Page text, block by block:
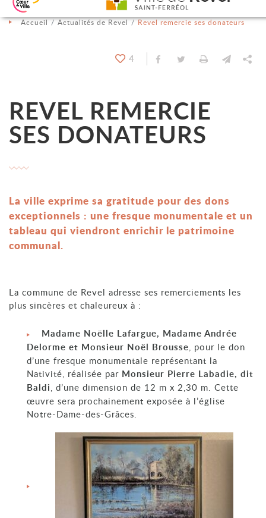
Aller au contenu
Aller au menu
Aller à la recherche
Changer le contraste
Accueil Actualités de Revel Revel remercie ses donateurs
4 Partager sur Facebook
Partager sur
Imprimer
REVEL REMERCIE
SES DONATEURS
La ville exprime sa gratitude pour des dons
exceptionnels : une fresque monumentale et un
tableau qui viendront enrichir le patrimoine
communal.
La commune de Revel adresse ses remerciements les
plus sincères et chaleureux à :
Madame Noëlle Lafargue, Madame Andrée
Delorme et Monsieur Noël Brousse , pour le don
d’une fresque monumentale représentant la
Nativité, réalisée par Monsieur Pierre Labadie, dit
Baldi , d’une dimension de 12 m x 2,30 m. Cette
œuvre sera prochainement exposée à l’église
Notre-Dame-des-Grâces.